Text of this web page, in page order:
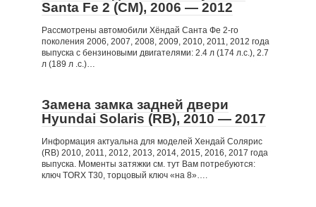
Santa Fe 2 (CM), 2006 — 2012
Рассмотрены автомобили Хёндай Санта Фе 2-го
поколения 2006, 2007, 2008, 2009, 2010, 2011, 2012 года
выпуска с бензиновыми двигателями: 2.4 л (174 л.с.), 2.7
л (189 л .с.)…
Замена замка задней двери
Hyundai Solaris (RB), 2010 — 2017
Информация актуальна для моделей Хендай Солярис
(RB) 2010, 2011, 2012, 2013, 2014, 2015, 2016, 2017 года
выпуска. Моменты затяжки см. тут Вам потребуются:
ключ TORX T30, торцовый ключ «на 8»….